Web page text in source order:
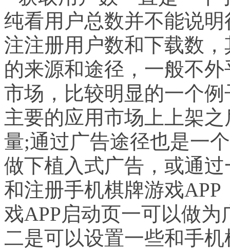
纯看用户总数并不能说
注注册用户数和下载数
的来源和途径，一般不
市场，比较明显的一个
主要的应用市场上上架
量;通过广告途径也是一
做下植入式广告，或通
和注册手机棋牌游戏APP
戏APP启动页一可以做
二是可以设置一些和手